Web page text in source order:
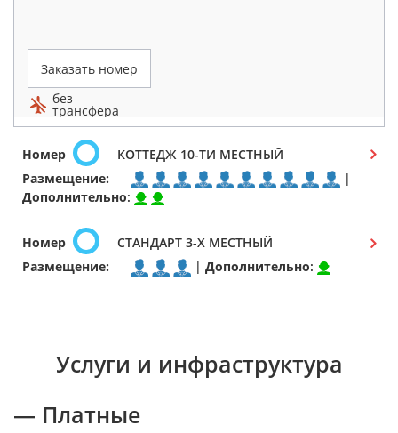
Заказать номер
без
трансфера
Номер
КОТТЕДЖ 10-ТИ МЕСТНЫЙ
Размещение:
|
Дополнительно:
Номер
СТАНДАРТ 3-Х МЕСТНЫЙ
Размещение:
| Дополнительно:
Услуги и инфраструктура
— Платные